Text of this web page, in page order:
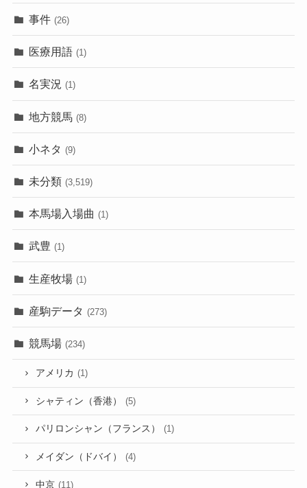
事件 (26)
医療用語 (1)
名実況 (1)
地方競馬 (8)
小ネタ (9)
未分類 (3,519)
本馬場入場曲 (1)
武豊 (1)
生産牧場 (1)
産駒データ (273)
競馬場 (234)
アメリカ (1)
シャティン（香港） (5)
パリロンシャン（フランス） (1)
メイダン（ドバイ） (4)
中京 (11)